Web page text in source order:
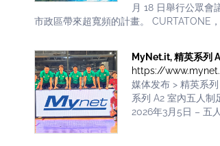
月 18 日舉行公眾
市政區帶來超寬頻的計畫。 CURTATONE
MyNet.it, 精英系列
https://
媒体发布 > 精英系
系列 A2 室內五人制
2026年3月5日 – 五